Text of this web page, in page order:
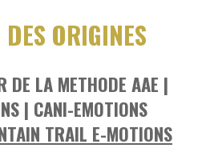
ORIGINES
DE LA METHODE AAE |
| CANI-EMOTIONS
TRAIL E-MOTIONS